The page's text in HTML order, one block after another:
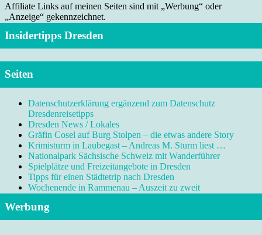
Affiliate Links auf meinen Seiten sind mit „Werbung“ oder
„Anzeige“ gekennzeichnet.
Insidertipps Dresden
Seiten
Datenschutzerklärung ergänzend zum Datenschutz
Dresdenreisetipps
Dresden News / Lokales
Gräfin Cosel auf Burg Stolpen – die etwas andere Story
Krimisturm in Laubegast – Andreas M. Sturm liest …
Nationalpark Sächsische Schweiz mit Wanderführer
Spielplätze und Freizeitangebote in Dresden
Tipps für einen Städtetrip nach Dresden
Wochenende in Rammenau – Auszeit zu zweit
Werbung